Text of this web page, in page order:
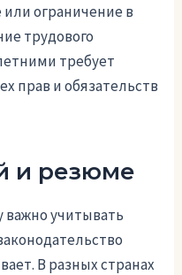
ограничение в
трудового
требует
прав и обязательств
и резюме
важно учитывать
В разных странах